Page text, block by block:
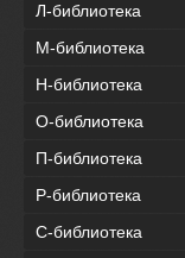
Л-библиотека
М-библиотека
Н-библиотека
О-библиотека
П-библиотека
Р-библиотека
С-библиотека